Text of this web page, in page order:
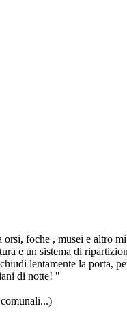
foche , musei e altro
e un sistema di
lentamente la porta,
di notte! "